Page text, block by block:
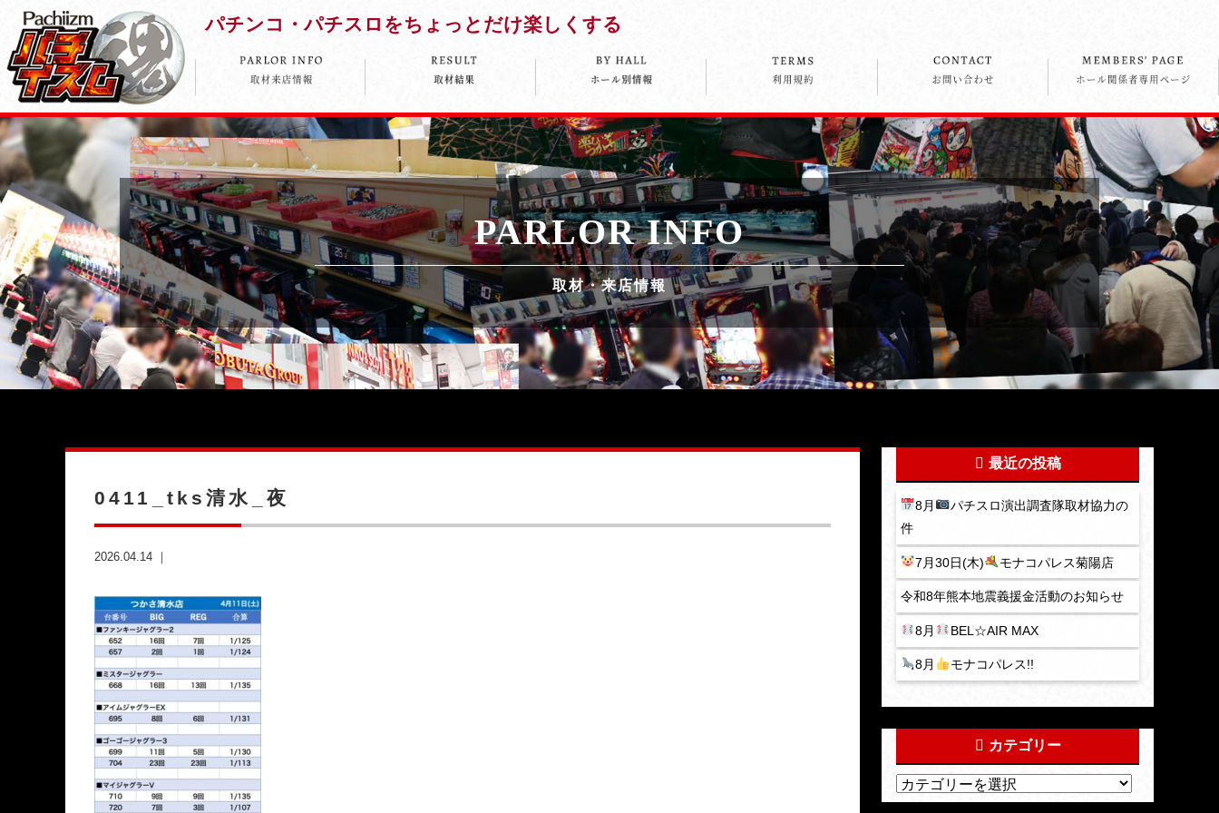
パチンコ・パチスロをちょっとだけ楽しくする
PARLOR INFO
取材・来店情報
0411_tks清水_夜
2026.04.14 ｜
最近の投稿
8月
パチスロ演出調査隊取材協力の
件
7月30日(木) モナコパレス菊陽店
令和8年熊本地震義援金活動のお知らせ
8月 BEL☆AIR MAX
8月 モナコパレス!!
カテゴリー